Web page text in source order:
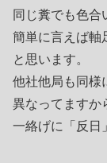
同じ糞でも色合
簡単に言えば軸
と思います。
他社他局も同様
異なってますか
一絡げに「反日